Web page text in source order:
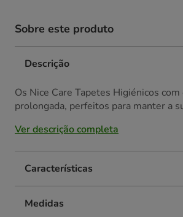
Sobre este produto
Descrição
Os Nice Care Tapetes Higiénicos
prolongada, perfeitos para manter a
Ver descrição completa
Características
Medidas